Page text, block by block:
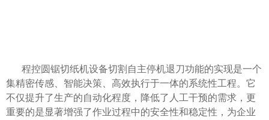
程控圆锯切纸机设备切割自主停机退刀功能的实现是一个
集精密传感、智能决策、高效执行于一体的系统性工程。它
不仅提升了生产的自动化程度，降低了人工干预的需求，更
重要的是显著增强了作业过程中的安全性和稳定性，为企业